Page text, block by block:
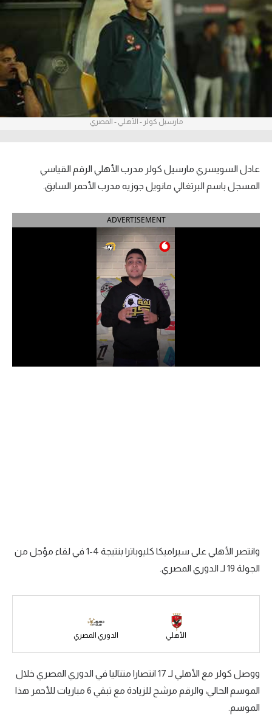
آراء حرة
ركن الألعاب
أمريكا 2026
الدوري الإسباني
الدوري الإيطالي
الدوري السعودي للمحترفين
دوري أبطال إفريقيا
سعودي في الجول
رياضات أخرى
أمم إفريقيا
مارسيل كولر - الأهلي - المصري
عادل السويسري مارسيل كولر مدرب الأهلي الرقم القياسي
المسجل باسم البرتغالي مانويل جوزيه مدرب الأحمر السابق.
ADVERTISEMENT
وانتصر الأهلي على سيراميكا كليوباترا بنتيجة 4-1 في لقاء مؤجل من
الجولة 19 لـ الدوري المصري.
الأهلي الدوري المصري
ووصل كولر مع الأهلي لـ 17 انتصارا متتاليا في الدوري المصري خلال
الموسم الحالي، والرقم مرشح للزيادة مع تبقي 6 مباريات للأحمر هذا
الموسم.